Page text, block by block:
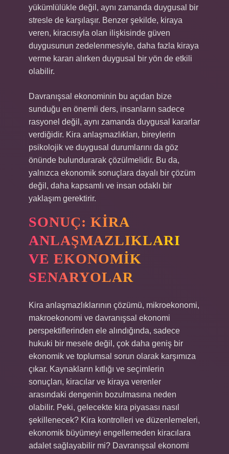
yükümlülükle değil, aynı zamanda duygusal bir
stresle de karşılaşır. Benzer şekilde, kiraya
veren, kiracısıyla olan ilişkisinde güven
duygusunun zedelenmesiyle, daha fazla kiraya
verme kararı alırken duygusal bir yön de etkili
olabilir.
Davranışsal ekonominin bu açıdan bize
sunduğu en önemli ders, insanların sadece
rasyonel değil, aynı zamanda duygusal kararlar
verdiğidir. Kira anlaşmazlıkları, bireylerin
psikolojik ve duygusal durumlarını da göz
önünde bulundurarak çözülmelidir. Bu da,
yalnızca ekonomik sonuçlara dayalı bir çözüm
değil, daha kapsamlı ve insan odaklı bir
yaklaşım gerektirir.
SONUÇ: KIRA
ANLAŞMAZLIKLARI
VE EKONOMIK
SENARYOLAR
Kira anlaşmazlıklarının çözümü, mikroekonomi,
makroekonomi ve davranışsal ekonomi
perspektiflerinden ele alındığında, sadece
hukuki bir mesele değil, çok daha geniş bir
ekonomik ve toplumsal sorun olarak karşımıza
çıkar. Kaynakların kıtlığı ve seçimlerin
sonuçları, kiracılar ve kiraya verenler
arasındaki dengenin bozulmasına neden
olabilir. Peki, gelecekte kira piyasası nasıl
şekillenecek? Kira kontrolleri ve düzenlemeleri,
ekonomik büyümeyi engellemeden kiracılara
adalet sağlayabilir mi? Davranışsal ekonomi